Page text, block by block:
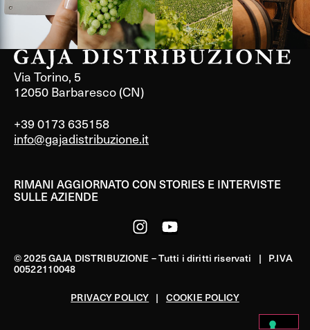
Via Torino, 5
12050 Barbaresco (CN)
+39 0173 635158
info@gajadistribuzione.it
RIMANI AGGIORNATO CON STORIES E INTERVISTE
SULLE AZIENDE
© 2025 GAJA DISTRIBUZIONE – Tutti i diritti riservati | P.IVA
00522110048
PRIVACY POLICY | COOKIE POLICY